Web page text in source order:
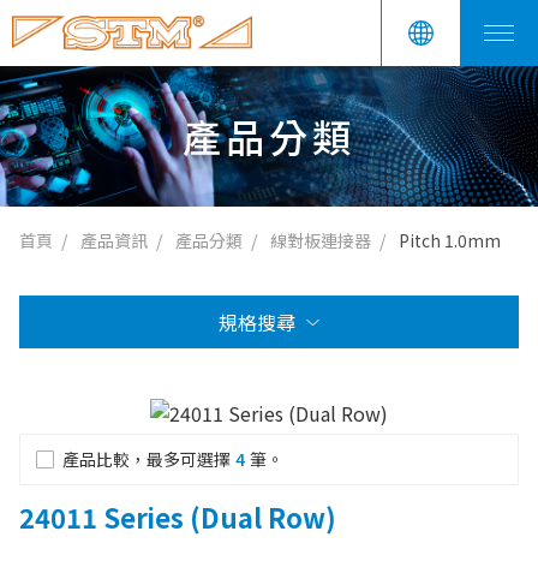
產品分類
首頁 產品資訊 產品分類 線對板連接器 Pitch 1.0mm
規格搜尋
產品比較，最多可選擇 4 筆。
24011 Series (Dual Row)